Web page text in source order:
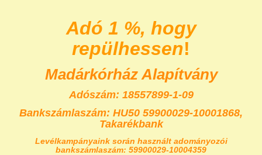
Adó 1 %, hogy
repülhessen!
Madárkórház Alapítvány
Adószám: 18557899-1-09
Bankszámlaszám: HU50 59900029-10001868,
Takarékbank
Levélkampányaink során használt adományozói
bankszámlaszám: 59900029-10004359